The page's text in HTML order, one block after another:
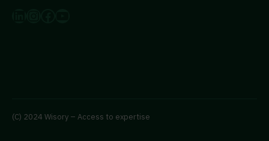
(C) 2024 Wisory – Access to expertise